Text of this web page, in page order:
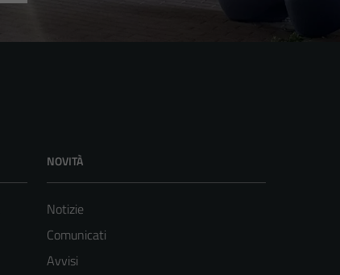
NOVITÀ
Notizie
Comunicati
Avvisi